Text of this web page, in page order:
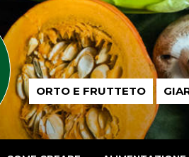
Passione
in ORTO E FRUTTETO